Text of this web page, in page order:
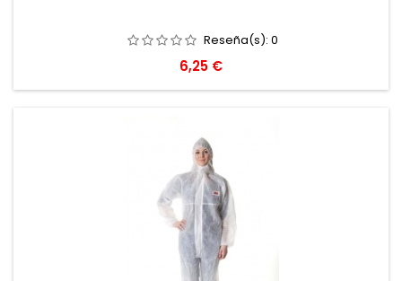
Reseña(s): 0
Precio
6,25 €